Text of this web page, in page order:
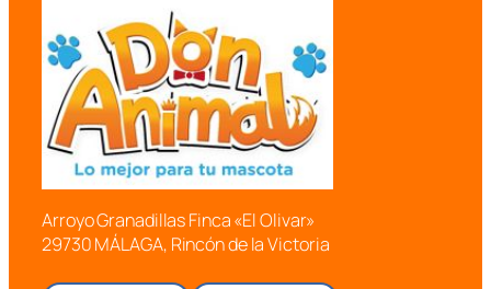
Arroyo Granadillas Finca «El Olivar»
29730 MÁLAGA, Rincón de la Victoria